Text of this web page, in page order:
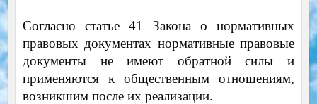
Согласно статье 41 Закона о нормативных
правовых документах нормативные правовые
документы не имеют обратной силы и
применяются к общественным отношениям,
возникшим после их реализации.